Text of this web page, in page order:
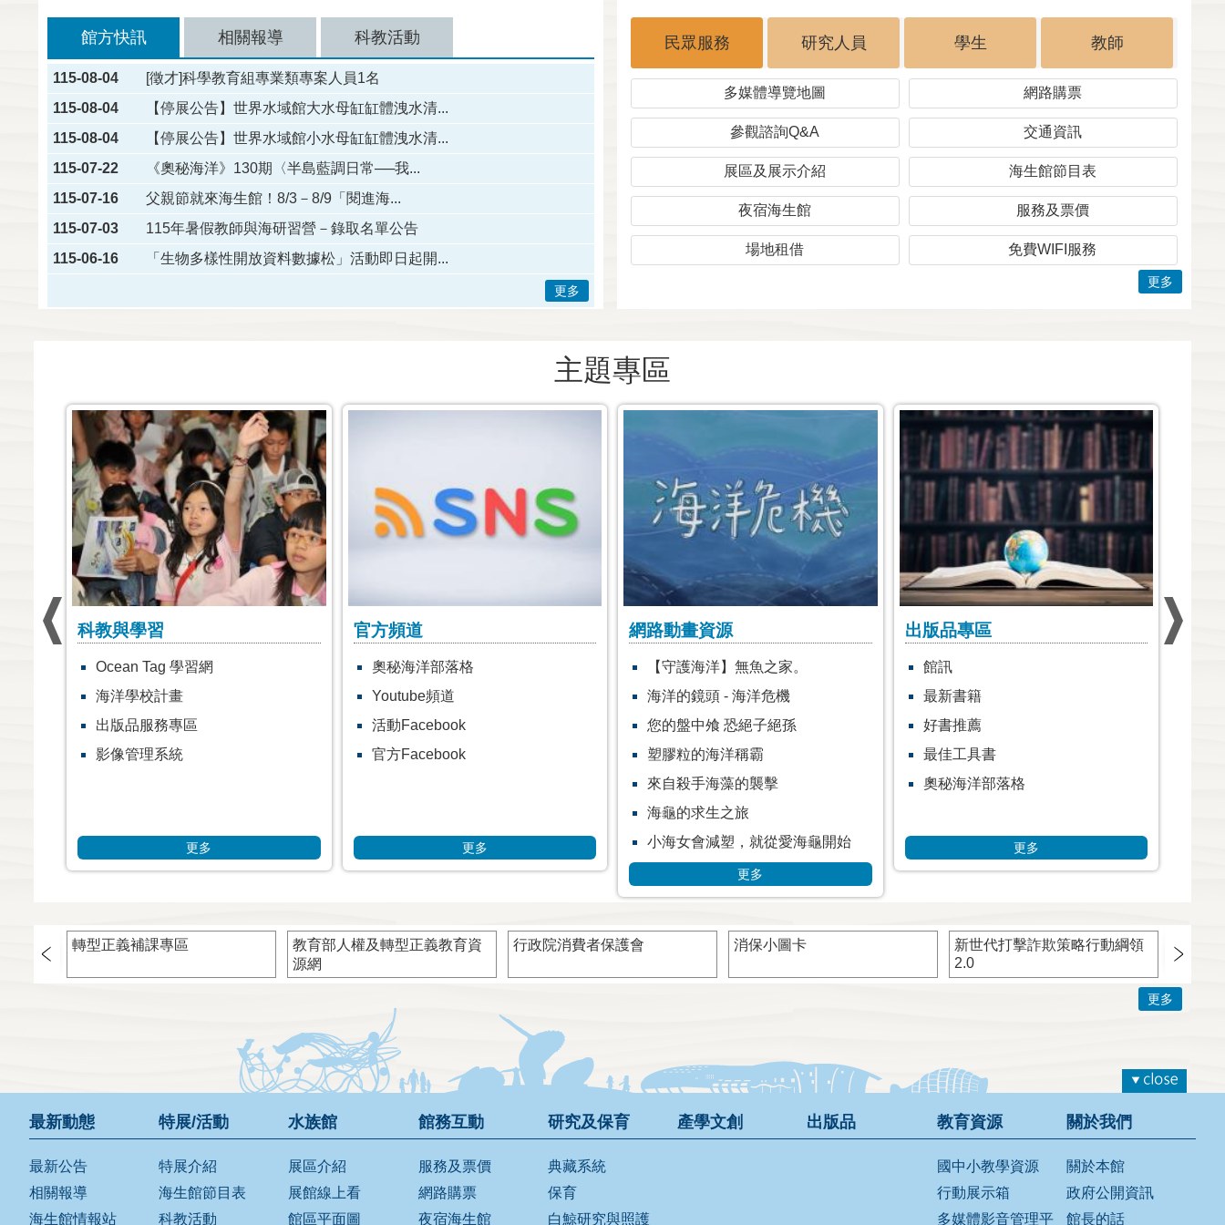
館方快訊 相關報導 科教活動
115-08-04
[徵才]科學教育組專業類專案人員1名
115-08-04
【停展公告】世界水域館大水母缸缸體洩水清...
115-08-04
【停展公告】世界水域館小水母缸缸體洩水清...
115-07-22
《奧秘海洋》130期〈半島藍調日常──我...
115-07-16
父親節就來海生館！8/3－8/9「閱進海...
115-07-03
115年暑假教師與海研習營－錄取名單公告
115-06-16
「生物多樣性開放資料數據松」活動即日起開...
更多
民眾服務 研究人員 學生 教師
多媒體導覽地圖 網路購票
參觀諮詢Q&A 交通資訊
展區及展示介紹 海生館節目表
夜宿海生館 服務及票價
場地租借 免費WIFI服務
更多
主題專區
科教與學習
Ocean Tag 學習網
海洋學校計畫
出版品服務專區
影像管理系統
更多
官方頻道
奧秘海洋部落格
Youtube頻道
活動Facebook
官方Facebook
更多
網路動畫資源
【守護海洋】無魚之家。
海洋的鏡頭 - 海洋危機
您的盤中飧 恐絕子絕孫
塑膠粒的海洋稱霸
來自殺手海藻的襲擊
海龜的求生之旅
小海女會減塑，就從愛海龜開始
更多
出版品專區
館訊
最新書籍
好書推薦
最佳工具書
奧秘海洋部落格
更多
研究
轉型正義補課專區
教育部人權及轉型正義教育資
源網
行政院消費者保護會 消保小圖卡
新世代打擊詐欺策略行動綱領
2.0
機處理
音
更多
最新動態
最新公告
相關報導
海生館情報站
特展/活動
特展介紹
海生館節目表
科教活動
水族館
展區介紹
展館線上看
館區平面圖
館務互動
服務及票價
網路購票
夜宿海生館
研究及保育
典藏系統
保育
白鯨研究與照護
產學文創 出版品 教育資源
國中小教學資源
行動展示箱
多媒體影音管理平
關於我們
關於本館
政府公開資訊
館長的話